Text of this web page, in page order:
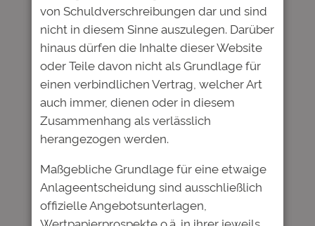
← Vorheriger:
Zur
Anleiheemission:
Interview mit
MAGAZINE
Nächster:
Deutsche
Bildung
Studienfonds:
Zweite Tranche der
kann gezeichnet
werden →
von Schuldverschreibungen dar und sind
nicht in diesem Sinne auszulegen. Darüber
hinaus dürfen die Inhalte dieser Website
oder Teile davon nicht als Grundlage für
einen verbindlichen Vertrag, welcher Art
auch immer, dienen oder in diesem
Zusammenhang als verlässlich
herangezogen werden.
Maßgebliche Grundlage für eine etwaige
Anlageentscheidung sind ausschließlich
offizielle Angebotsunterlagen,